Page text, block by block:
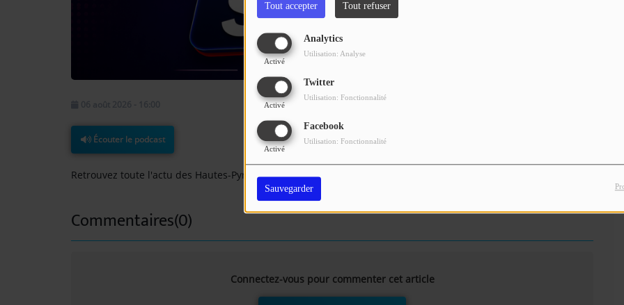
Tout accepter Tout refuser
Analytics
Activé
Utilisation: Analyse
Twitter
Activé
Utilisation: Fonctionnalité
Facebook
Activé
Utilisation: Fonctionnalité
Sauvegarder
Écouter le podcast
Retrouvez toute l'actu des Hautes-Pyrénées
Commentaires(0)
Connectez-vous pour commenter cet article